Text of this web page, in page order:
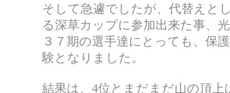
そして急遽でしたが、代替えと
る深草カップに参加出来た事、
３７期の選手達にとっても、保
験となりました。
結果は、4位とまだまだ山の頂上